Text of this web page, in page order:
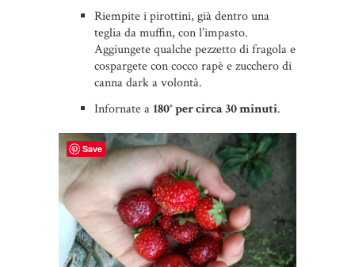
Riempite i pirottini, già dentro una
teglia da muffin, con l’impasto.
Aggiungete qualche pezzetto di fragola e
cospargete con cocco rapè e zucchero di
canna dark a volontà.
Infornate a180° per circa 30 minuti.
Save